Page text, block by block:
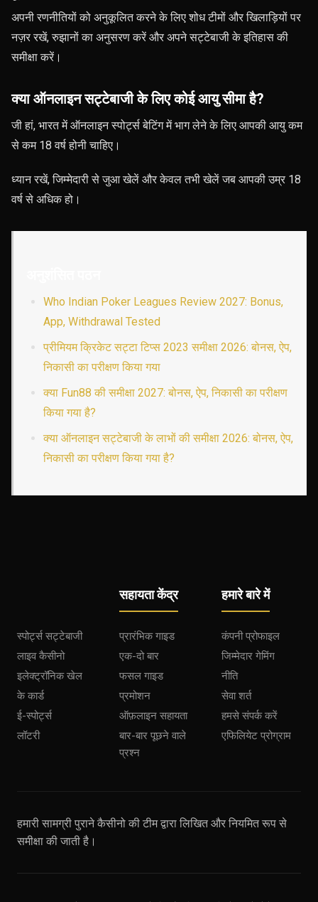
अपनी रणनीतियों को अनुकूलित करने के लिए शोध टीमों और खिलाड़ियों पर
नज़र रखें, रुझानों का अनुसरण करें और अपने सट्टेबाजी के इतिहास की
समीक्षा करें।
क्या ऑनलाइन सट्टेबाजी के लिए कोई आयु सीमा है?
जी हां, भारत में ऑनलाइन स्पोर्ट्स बेटिंग में भाग लेने के लिए आपकी आयु कम
से कम 18 वर्ष होनी चाहिए।
ध्यान रखें, जिम्मेदारी से जुआ खेलें और केवल तभी खेलें जब आपकी उम्र 18
वर्ष से अधिक हो।
Who Indian Poker Leagues Review 2027: Bonus,
App, Withdrawal Tested
प्रीमियम क्रिकेट सट्टा टिप्स 2023 समीक्षा 2026: बोनस, ऐप,
निकासी का परीक्षण किया गया
क्या Fun88 की समीक्षा 2027: बोनस, ऐप, निकासी का परीक्षण
किया गया है?
क्या ऑनलाइन सट्टेबाजी के लाभों की समीक्षा 2026: बोनस, ऐप,
निकासी का परीक्षण किया गया है?
स्पोर्ट्स सट्टेबाजी
लाइव कैसीनो
इलेक्ट्रॉनिक खेल
के कार्ड
ई-स्पोर्ट्स
लॉटरी
सहायता केंद्र
प्रारंभिक गाइड
एक-दो बार
फसल गाइड
प्रमोशन
ऑफ़लाइन सहायता
बार-बार पूछने वाले
प्रश्न
हमारे बारे में
कंपनी प्रोफाइल
जिम्मेदार गेमिंग
नीति
सेवा शर्त
हमसे संपर्क करें
एफिलियेट प्रोग्राम
हमारी सामग्री पुराने कैसीनो की टीम द्वारा लिखित और नियमित रूप से
समीक्षा की जाती है।